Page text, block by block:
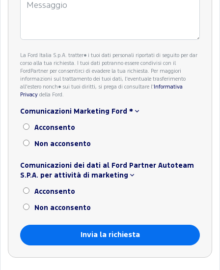
La Ford Italia S.p.A. tratter� i tuoi dati personali riportati di seguito per dar
corso alla tua richiesta. I tuoi dati potranno essere condivisi con il
FordPartner per consentirci di evadere la tua richiesta. Per maggiori
informazioni sul trattamento dei tuoi dati, l'eventuale trasferimento
all'estero nonch� sui tuoi diritti, si prega di consultare l' Informativa
Privacy della Ford.
Comunicazioni Marketing Ford *
Acconsento
Non acconsento
Comunicazioni dei dati al Ford Partner Autoteam
S.P.A. per attività di marketing
Acconsento
Non acconsento